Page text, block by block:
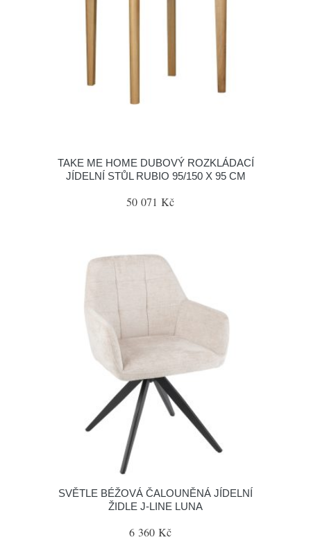
TAKE ME HOME DUBOVÝ ROZKLÁDACÍ
JÍDELNÍ STŮL RUBIO 95/150 X 95 CM
50 071 Kč
SVĚTLE BÉŽOVÁ ČALOUNĚNÁ JÍDELNÍ
ŽIDLE J-LINE LUNA
6 360 Kč